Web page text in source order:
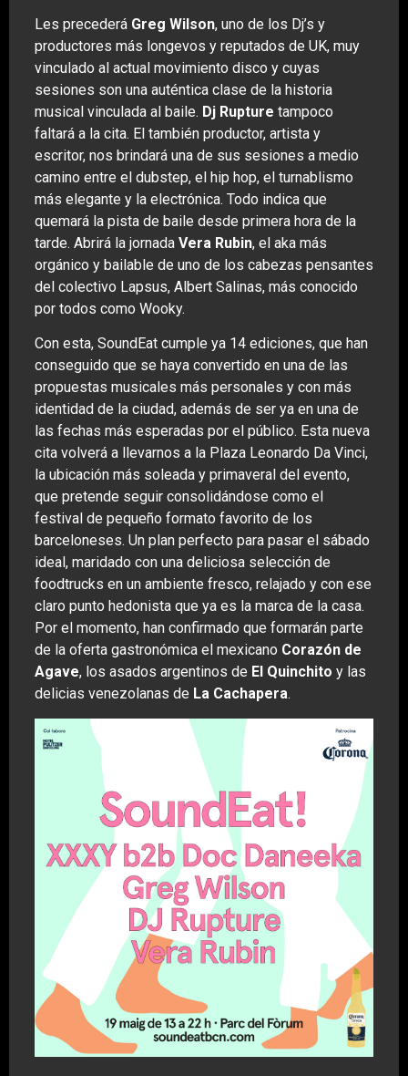
Les precederá Greg Wilson, uno de los Dj’s y
productores más longevos y reputados de UK, muy
vinculado al actual movimiento disco y cuyas
sesiones son una auténtica clase de la historia
musical vinculada al baile. Dj Rupture tampoco
faltará a la cita. El también productor, artista y
escritor, nos brindará una de sus sesiones a medio
camino entre el dubstep, el hip hop, el turnablismo
más elegante y la electrónica. Todo indica que
quemará la pista de baile desde primera hora de la
tarde. Abrirá la jornada Vera Rubin, el aka más
orgánico y bailable de uno de los cabezas pensantes
del colectivo Lapsus, Albert Salinas, más conocido
por todos como Wooky.
Con esta, SoundEat cumple ya 14 ediciones, que han
conseguido que se haya convertido en una de las
propuestas musicales más personales y con más
identidad de la ciudad, además de ser ya en una de
las fechas más esperadas por el público. Esta nueva
cita volverá a llevarnos a la Plaza Leonardo Da Vinci,
la ubicación más soleada y primaveral del evento,
que pretende seguir consolidándose como el
festival de pequeño formato favorito de los
barceloneses. Un plan perfecto para pasar el sábado
ideal, maridado con una deliciosa selección de
foodtrucks en un ambiente fresco, relajado y con ese
claro punto hedonista que ya es la marca de la casa.
Por el momento, han confirmado que formarán parte
de la oferta gastronómica el mexicano Corazón de
Agave, los asados argentinos de El Quinchito y las
delicias venezolanas de La Cachapera.